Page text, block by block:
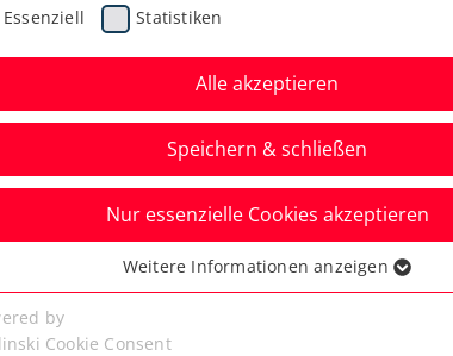
bei
Ollersbach
Essenziell Statistiken
Alle akzeptieren
Speichern & schließen
Nur essenzielle Cookies akzeptieren
Cookies werden für grundlegende Funktionen
benötigt. Dadurch ist gewährleistet, dass die
Weitere Informationen anzeigen
by
Cookie Consent